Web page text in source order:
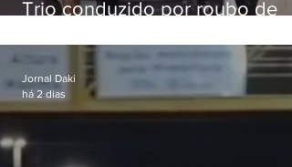
Trio conduzido por roubo de
passagens
Jornal Daki
há 2 dias